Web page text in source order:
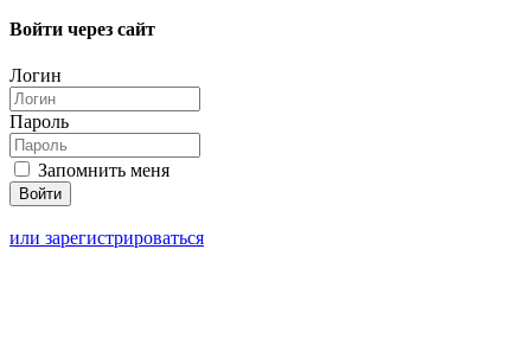
Войти через сайт
Логин
Пароль
Запомнить меня
или зарегистрироваться